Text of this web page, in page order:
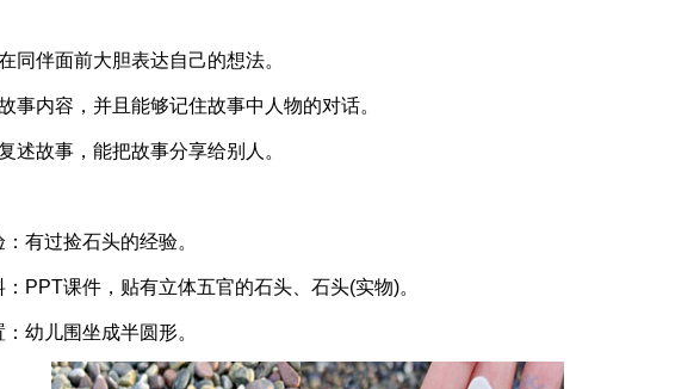
伴面前大胆表达自己的想法。
内容，并且能够记住故事中人物的对话。
故事，能把故事分享给别人。
过捡石头的经验。
课件，贴有立体五官的石头、石头(实物)。
儿围坐成半圆形。